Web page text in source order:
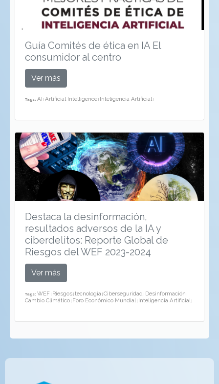
Guía Comités de ética en IA El
consumidor al centro
Ver más
Tags: AI | Artificial Intelligence | Inteligencia Artificial |
Destaca la desinformación,
resultados adversos de la IA y
ciberdelitos: Reporte Global de
Riesgos del WEF 2023-2024
Ver más
Tags: WEF | Riesgos | tecnología | Ciberseguridad | Desinformación |
Cambio Climático | Foro Económico Mundial | Inteligencia Artificial |